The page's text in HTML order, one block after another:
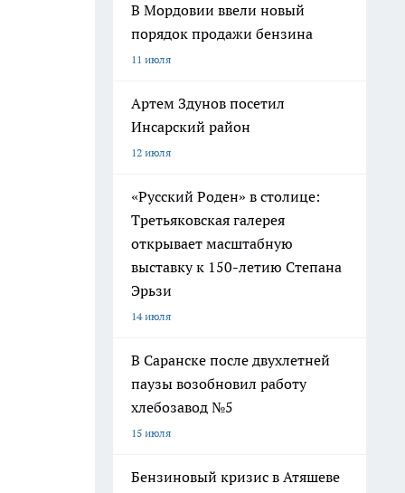
В Мордовии ввели новый
порядок продажи бензина
11 июля
Артем Здунов посетил
Инсарский район
12 июля
«Русский Роден» в столице:
Третьяковская галерея
открывает масштабную
выставку к 150-летию Степана
Эрьзи
14 июля
В Саранске после двухлетней
паузы возобновил работу
хлебозавод №5
15 июля
Бензиновый кризис в Атяшеве